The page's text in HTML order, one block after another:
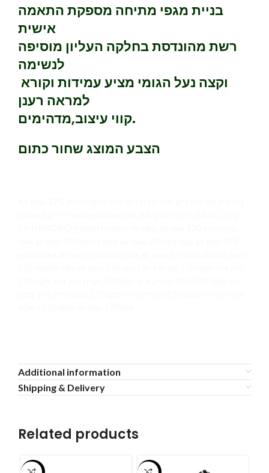
בניית מגפי מתיחה מספקת התאמה
אישית
רשת מהונדסת בחלקה העליון מוסיפה
לנשימה
וקצה נעל הגומי מציע עמידות וקורא
קווי עיצוב,מדהימים.
הצבע המוצג שחור כתום
Additional information
Shipping & Delivery
Related products